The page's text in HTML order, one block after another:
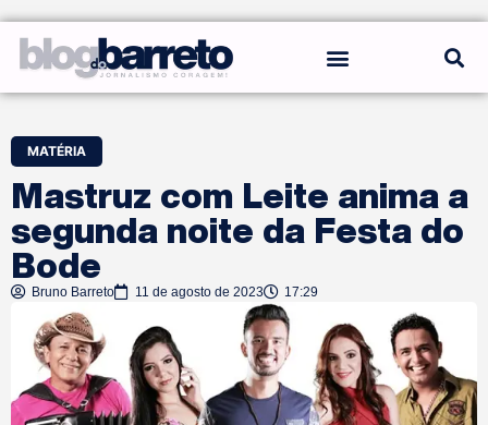
MATÉRIA
Mastruz com Leite anima a
segunda noite da Festa do
Bode
Bruno Barreto 11 de agosto de 2023 17:29